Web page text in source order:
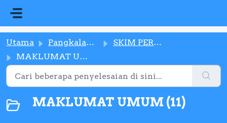
Utama Pangkalan pengetahuan
SKIM PERUBATAN MADANI
MAKLUMAT UMUM
MAKLUMAT UMUM (11)